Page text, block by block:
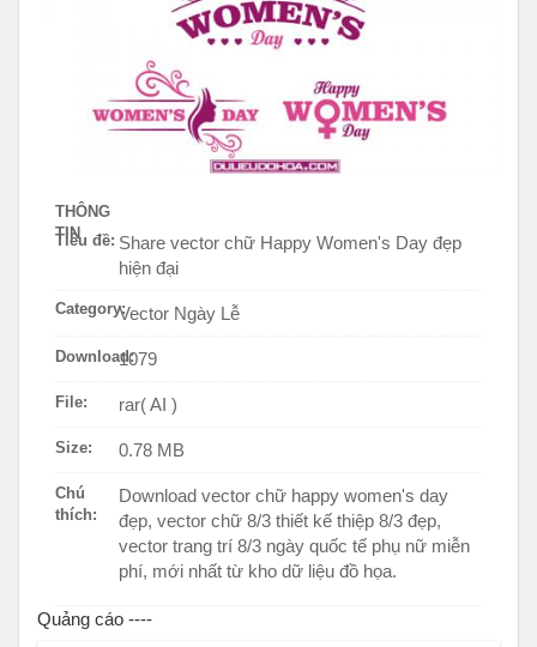
THÔNG
TIN
Tiêu đề: Share vector chữ Happy Women's Day đẹp
hiện đại
Category:Vector Ngày Lễ
Download:1079
File: rar( AI )
Size: 0.78 MB
Chú
thích:
Download vector chữ happy women's day
đẹp, vector chữ 8/3 thiết kế thiệp 8/3 đẹp,
vector trang trí 8/3 ngày quốc tế phụ nữ miễn
phí, mới nhất từ kho dữ liệu đồ họa.
Quảng cáo ----